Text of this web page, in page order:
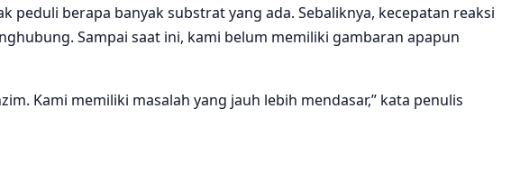
berapa banyak substrat yang ada. Sebaliknya, kecepatan reaksi
Sampai saat ini, kami belum memiliki gambaran apapun
Kami memiliki masalah yang jauh lebih mendasar,” kata penulis